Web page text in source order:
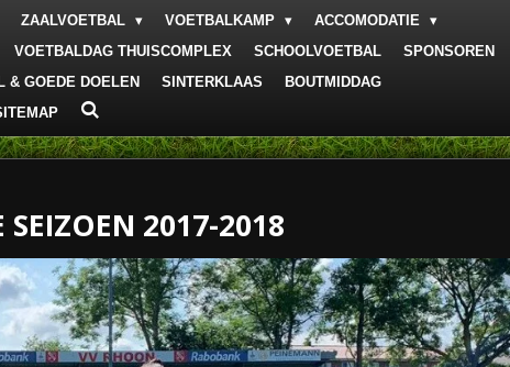
ZAALVOETBAL VOETBALKAMP
ACCOMODATIE
VOETBALDAG THUISCOMPLEX SCHOOLVOETBAL
SPONSOREN
& GOEDE DOELEN SINTERKLAAS
BOUTMIDDAG
SEIZOEN 2017-2018